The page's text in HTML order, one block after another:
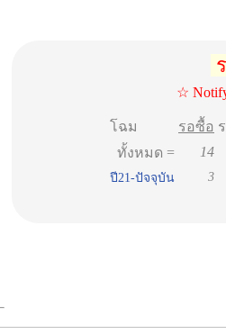
☆
โฉม รอซื้อ
ทั้งหมด =
14
ปี21-ปัจจุบัน 3